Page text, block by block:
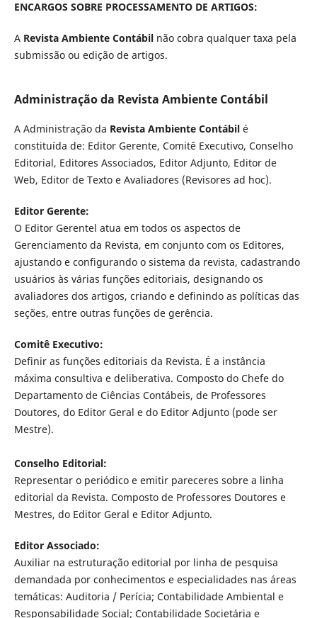
ENCARGOS SOBRE PROCESSAMENTO DE ARTIGOS:
A Revista Ambiente Contábilnão cobra qualquer taxa pela
submissão ou edição de artigos.
Administração da Revista Ambiente Contábil
A Administração da Revista Ambiente Contábilé
constituída de: Editor Gerente, Comitê Executivo, Conselho
Editorial, Editores Associados, Editor Adjunto, Editor de
Web, Editor de Texto e Avaliadores (Revisores ad hoc).
Editor Gerente:
O Editor Gerentel atua em todos os aspectos de
Gerenciamento da Revista, em conjunto com os Editores,
ajustando e configurando o sistema da revista, cadastrando
usuários às várias funções editoriais, designando os
avaliadores dos artigos, criando e definindo as políticas das
seções, entre outras funções de gerência.
Comitê Executivo:
Definir as funções editoriais da Revista. É a instância
máxima consultiva e deliberativa. Composto do Chefe do
Departamento de Ciências Contábeis, de Professores
Doutores, do Editor Geral e do Editor Adjunto (pode ser
Mestre).
Conselho Editorial:
Representar o periódico e emitir pareceres sobre a linha
editorial da Revista. Composto de Professores Doutores e
Mestres, do Editor Geral e Editor Adjunto.
Editor Associado:
Auxiliar na estruturação editorial por linha de pesquisa
demandada por conhecimentos e especialidades nas áreas
temáticas: Auditoria / Perícia; Contabilidade Ambiental e
Responsabilidade Social; Contabilidade Societária e